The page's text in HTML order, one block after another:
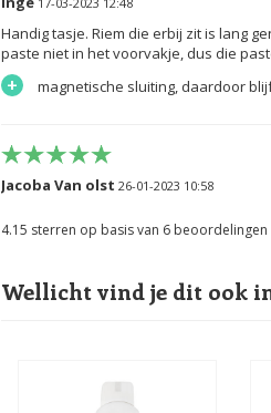
Handig tasje. Riem die erbij zit is lang
paste niet in het voorvakje, dus die
+ magnetische sluiting, daardoor
Jacoba Van olst 26-01-2023 10:58
Hij draagt makkelijk aan de broek en
afgeeft op je broek. Waarschijnlijk van
4.15 sterren op basis van 6 beoordelingen
Wellicht vind je dit ook